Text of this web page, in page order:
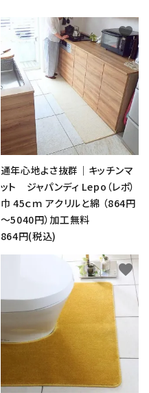
通年心地よさ抜群｜キッチンマ
ット ジャパンディ Lepo（レポ）
巾 45ｃｍ アクリルと綿 （864円
～5040円）加工無料
864円(税込)
favorite
favorite